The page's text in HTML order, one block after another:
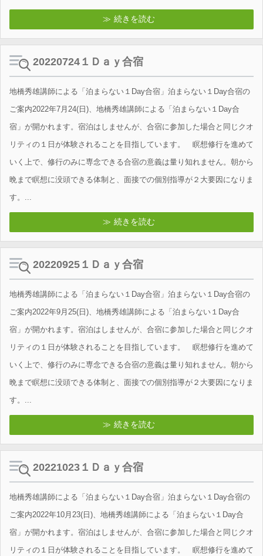
続きを読む
20220724１Ｄａｙ合宿
地橋秀雄講師による「泊まらない１Day合宿」泊まらない１Day合宿の
ご案内2022年7月24(日)、地橋秀雄講師による「泊まらない１Day合
宿」が開かれます。宿泊はしませんが、合宿に参加した場合と同じクオ
リティの１日が体験されることを目指しています。 瞑想修行を進めて
いく上で、修行のみに専念できる合宿の意義は量り知れません。朝から
晩まで瞑想に没頭できる体制と、面接での個別指導が２大要因になりま
す。...
続きを読む
20220925１Ｄａｙ合宿
地橋秀雄講師による「泊まらない１Day合宿」泊まらない１Day合宿の
ご案内2022年9月25(日)、地橋秀雄講師による「泊まらない１Day合
宿」が開かれます。宿泊はしませんが、合宿に参加した場合と同じクオ
リティの１日が体験されることを目指しています。 瞑想修行を進めて
いく上で、修行のみに専念できる合宿の意義は量り知れません。朝から
晩まで瞑想に没頭できる体制と、面接での個別指導が２大要因になりま
す。...
続きを読む
20221023１Ｄａｙ合宿
地橋秀雄講師による「泊まらない１Day合宿」泊まらない１Day合宿の
ご案内2022年10月23(日)、地橋秀雄講師による「泊まらない１Day合
宿」が開かれます。宿泊はしませんが、合宿に参加した場合と同じクオ
リティの１日が体験されることを目指しています。 瞑想修行を進めて